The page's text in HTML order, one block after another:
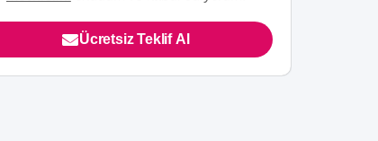
Ücretsiz Teklif Al